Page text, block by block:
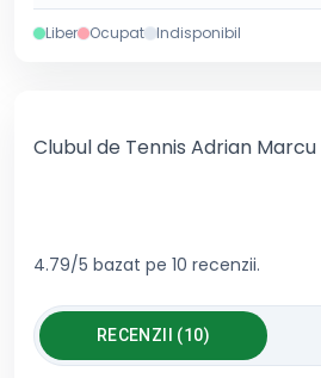
Liber Ocupat Indisponibil
Clubul de Tennis Adrian Marcu
4.79/5 bazat pe 10 recenzii.
RECENZII (10)